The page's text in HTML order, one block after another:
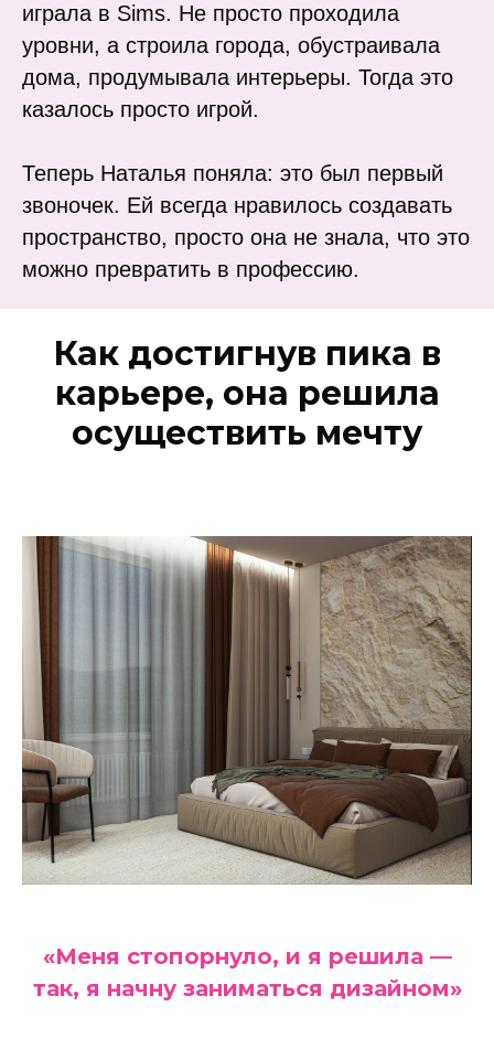
играла в Sims. Не просто проходила
уровни, а строила города, обустраивала
дома, продумывала интерьеры. Тогда это
казалось просто игрой.
Теперь Наталья поняла: это был первый
звоночек. Ей всегда нравилось создавать
пространство, просто она не знала, что это
можно превратить в профессию.
Как достигнув пика в
карьере, она решила
осуществить мечту
«Меня стопорнуло, и я решила —
так, я начну заниматься дизайном»